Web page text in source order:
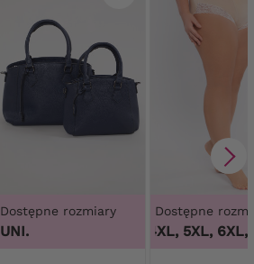
Dostępne rozmiary
UNI.
Dostępne
3XL, 4XL, 5XL, 6XL,